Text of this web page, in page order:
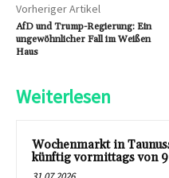
Vorheriger Artikel
AfD und Trump-Regierung: Ein
ungewöhnlicher Fall im Weißen
Haus
Weiterlesen
Wochenmarkt in
künftig vormittags von